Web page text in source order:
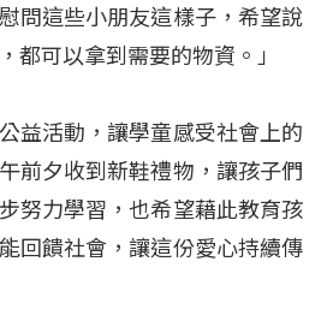
問這些小朋友這樣子，希望說
都可以拿到需要的物資。」
益活動，讓學童感受社會上的
前夕收到新鞋禮物，讓孩子們
努力學習，也希望藉此教育孩
回饋社會，讓這份愛心持續傳